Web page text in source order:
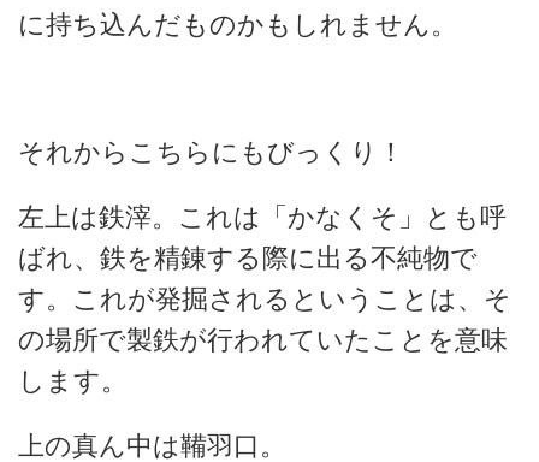
に持ち込んだものかもしれません。
それからこちらにもびっくり！
左上は鉄滓。これは「かなくそ」とも呼
ばれ、鉄を精錬する際に出る不純物で
す。これが発掘されるということは、そ
の場所で製鉄が行われていたことを意味
します。
上の真ん中は鞴羽口。